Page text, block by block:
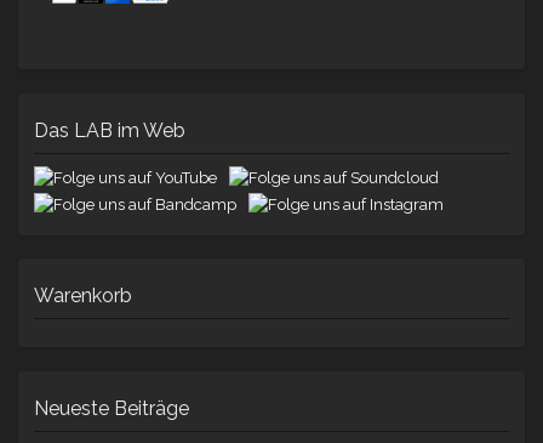
Das LAB im Web
Warenkorb
Neueste Beiträge